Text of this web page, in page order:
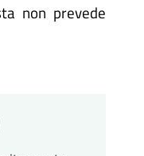
non prevede